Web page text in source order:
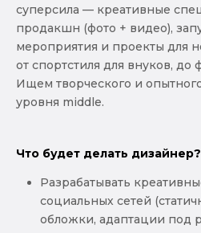
суперсила — креативные
продакшн (фото + видео),
мероприятия и проекты для
от спортстиля для внуков,
Ищем творческого и
уровня middle.
Что будет делать
Разрабатывать
социальных сетей
обложки, адаптации под